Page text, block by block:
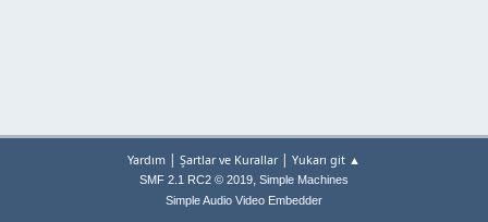
Yardım | Şartlar ve Kurallar| Yukarı git ▲
SMF 2.1 RC2 © 2019, Simple Machines
Simple Audio Video Embedder